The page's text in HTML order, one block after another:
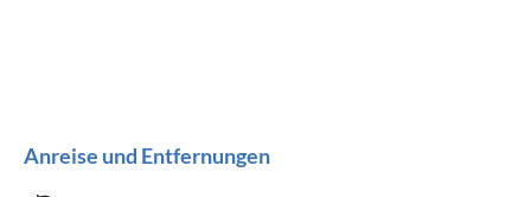
Anreise und Entfernungen